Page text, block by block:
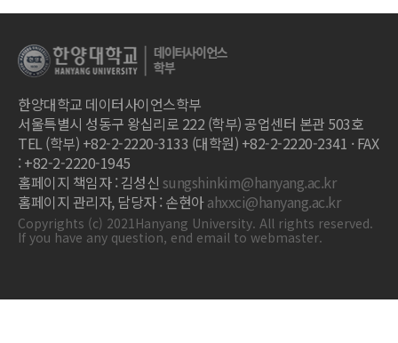
한양대학교 데이터사이언스학부
서울특별시 성동구 왕십리로 222 (학부) 공업센터 본관 503호
TEL (학부) +82-2-2220-3133 (대학원) +82-2-2220-2341 · FAX
: +82-2-2220-1945
홈페이지 책임자 : 김성신 sungshinkim@hanyang.ac.kr
홈페이지 관리자, 담당자 : 손현아ahxxci@hanyang.ac.kr
Copyrights (c) 2021Hanyang University. All rights reserved.
If you have any question, end email to webmaster.